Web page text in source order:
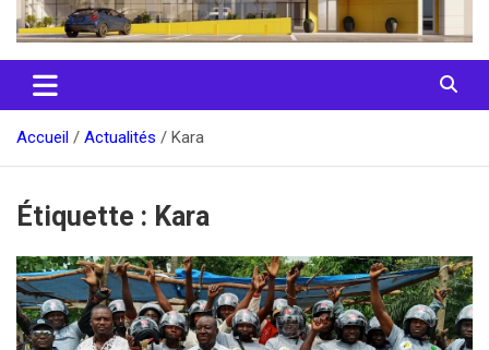
Accueil Actualités Kara
Étiquette : Kara